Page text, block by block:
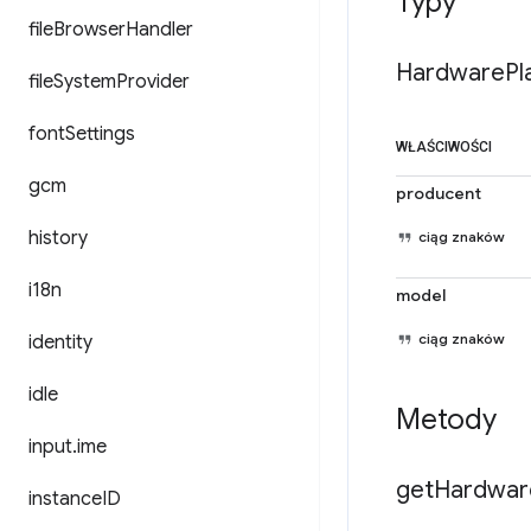
fileBrowserHandler
fileSystemProvider
fontSettings
gcm
history
i18n
identity
idle
input.ime
instanceID
Hardware
WŁAŚCIWOŚCI
producent
ciąg znaków
model
ciąg znaków
Metody
get